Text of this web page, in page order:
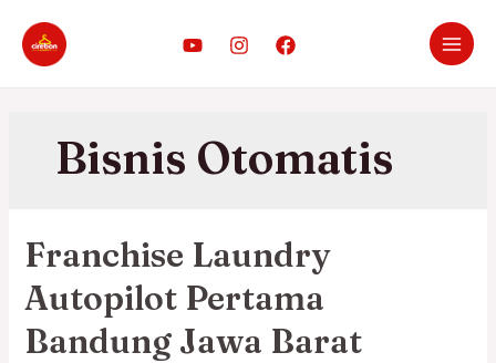
Bisnis Otomatis
Franchise Laundry
Autopilot Pertama
Bandung Jawa Barat